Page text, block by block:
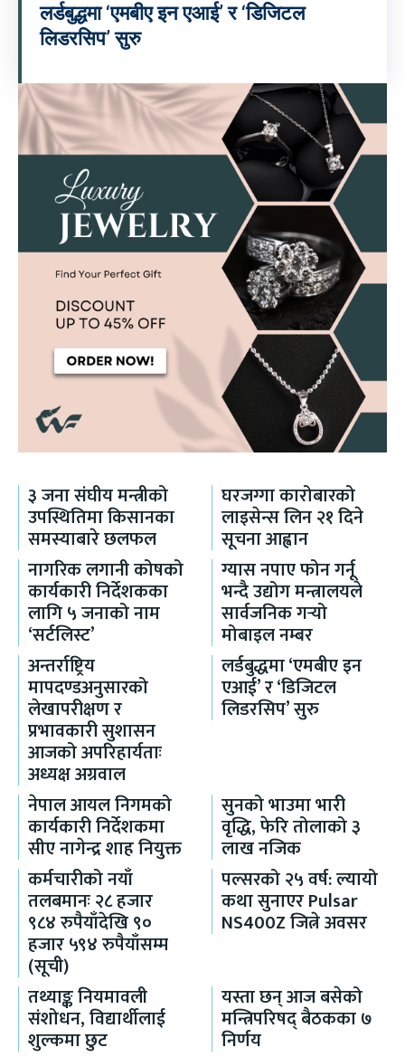
लर्डबुद्धमा ‘एमबीए इन एआई’ र ‘डिजिटल
लिडरसिप’ सुरु
३ जना संघीय मन्त्रीको
उपस्थितिमा किसानका
समस्याबारे छलफल
घरजग्गा कारोबारको
लाइसेन्स लिन २१ दिने
सूचना आह्वान
नागरिक लगानी कोषको
कार्यकारी निर्देशकका
लागि ५ जनाको नाम
‘सर्टलिस्ट’
ग्यास नपाए फोन गर्नू
भन्दै उद्योग मन्त्रालयले
सार्वजनिक गर्‍यो
मोबाइल नम्बर
अन्तर्राष्ट्रिय
मापदण्डअनुसारको
लेखापरीक्षण र
प्रभावकारी सुशासन
आजको अपरिहार्यताः
अध्यक्ष अग्रवाल
लर्डबुद्धमा ‘एमबीए इन
एआई’ र ‘डिजिटल
लिडरसिप’ सुरु
नेपाल आयल निगमको
कार्यकारी निर्देशकमा
सीए नागेन्द्र शाह नियुक्त
सुनको भाउमा भारी
वृद्धि, फेरि तोलाको ३
लाख नजिक
कर्मचारीको नयाँ
तलबमानः २८ हजार
९८४ रुपैयाँदेखि ९०
हजार ५९४ रुपैयाँसम्म
(सूची)
पल्सरको २५ वर्ष: ल्यायो
कथा सुनाएर Pulsar
NS400Z जित्ने अवसर
तथ्याङ्क नियमावली
संशोधन, विद्यार्थीलाई
शुल्कमा छुट
यस्ता छन् आज बसेको
मन्त्रिपरिषद् बैठकका ७
निर्णय